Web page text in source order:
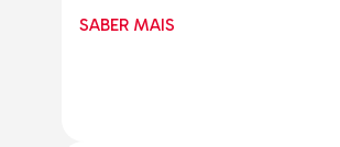
SABER MAIS